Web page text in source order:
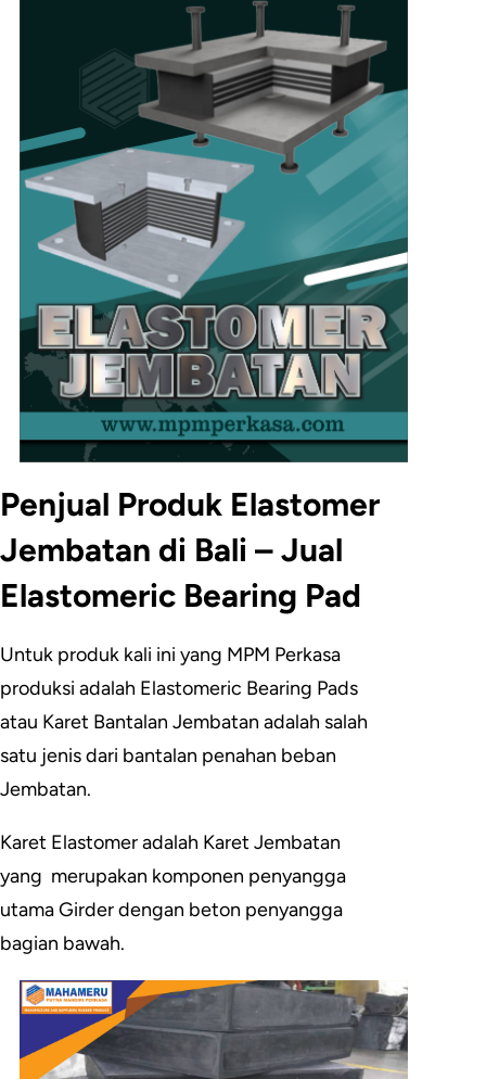
Penjual Produk Elastomer
Jembatan di Bali – Jual
Elastomeric Bearing Pad
Untuk produk kali ini yang MPM Perkasa
produksi adalah Elastomeric Bearing Pads
atau Karet Bantalan Jembatan adalah salah
satu jenis dari bantalan penahan beban
Jembatan.
Karet Elastomer adalah Karet Jembatan
yang merupakan komponen penyangga
utama Girder dengan beton penyangga
bagian bawah.